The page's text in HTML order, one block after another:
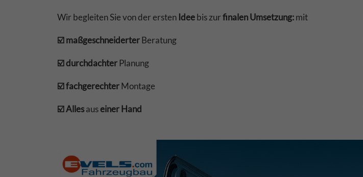
Wir begleiten Sie von der ersten Ideebis zurfinalen Umsetzung:mit
☑️ maßgeschneiderterBeratung
☑️ durchdachterPlanung
☑️ fachgerechterMontage
☑️ Allesauseiner Hand